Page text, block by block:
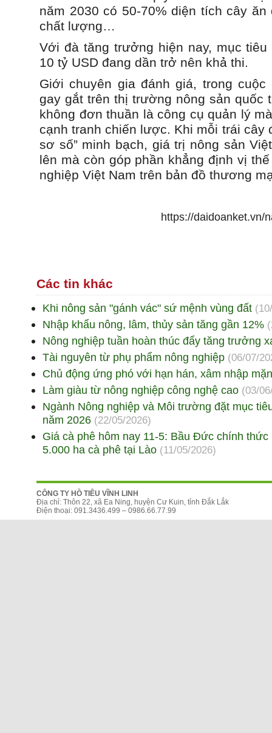
năm 2030 có 50-70% diện tích cây
chất lượng…
Với đà tăng trưởng hiện nay, mục
10 tỷ USD đang dần trở nên khả thi.
Giới chuyên gia đánh giá, trong cuộc
gay gắt trên thị trường nông sản quốc
không đơn thuần là công cụ quản lý
cạnh tranh chiến lược. Khi mỗi trái cây
sơ số” minh bạch, giá trị nông sản
lên mà còn góp phần khẳng định vị
nghiệp Việt Nam trên bản đồ thương
https://daidoanket.vn/
Các tin khác
Khi nông sản "gánh vác" sứ mệnh vùng đất
Nhập khẩu nông, lâm, thủy sản tăng gần 12%
Nông nghiệp tuần hoàn thúc đẩy tăng trưởng
Tài nguyên từ phụ phẩm nông nghiệp (06/07/
Chủ động ứng phó với hạn hán, xâm nhập mặn
Làm giàu từ nông nghiệp công nghệ cao (03/
Ngành Nông nghiệp và Môi trường đặt mục
năm 2026 (22/05/2026)
Giá cà phê hôm nay 11-5: Bầu Đức chính thức
5.000 ha cà phê tại Lào (11/05/2026)
CÔNG TY HỒ TIÊU VĨNH LINH
Địa chỉ: Thôn 22, xã Ea Ning, huyện Cư Kuin, tỉnh Đắk Lắk
Điện thoại: 091.3436.499 – 0986.66.77.99